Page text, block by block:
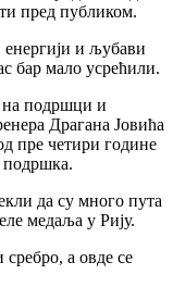
пред публиком.
и љубави
бар мало усрећили.
на подршци и
Драгана Јовића
пре четири године
подршка.
да су много пута
медаља у Рију.
а овде се